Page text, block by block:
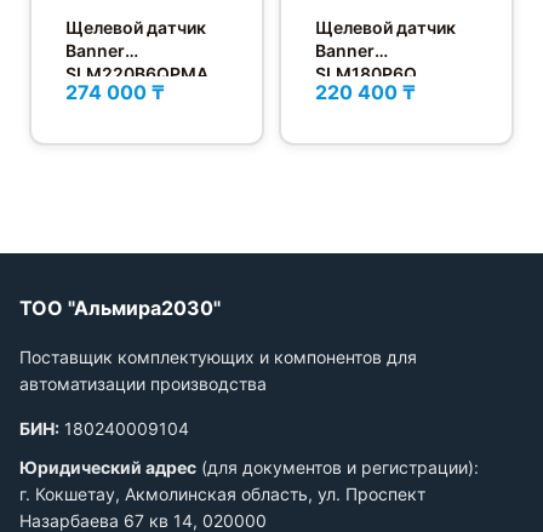
Щелевой датчик
Banner
SLM220B6QPMA
274 000 ₸
Щелевой датчик
Banner
SLM180P6Q
220 400 ₸
ТОО "Альмира2030"
Поставщик комплектующих и компонентов для
автоматизации производства
БИН: 180240009104
Юридический адрес (для документов и регистрации):
г. Кокшетау, Акмолинская область, ул. Проспект
Назарбаева 67 кв 14, 020000